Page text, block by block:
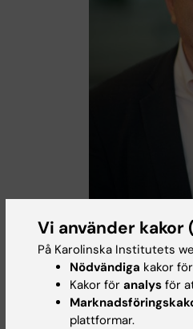
Jovan Antović. Foto:
Rimma
Professor i
och kirurgi,
Vi använder kakor
På Karolinska Institutets
Nödvändiga kakor
Kakor för analys för
plattformar.